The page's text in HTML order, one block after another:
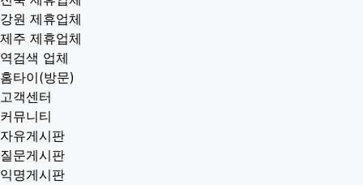
강원 제휴업체
제주 제휴업체
역검색 업체
홈타이(방문)
고객센터
커뮤니티
자유게시판
질문게시판
익명게시판